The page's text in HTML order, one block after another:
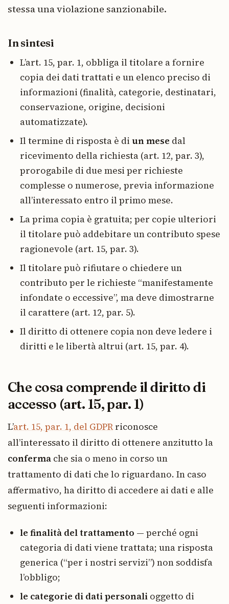
stessa una violazione sanzionabile.
In sintesi
L’art. 15, par. 1, obbliga il titolare a fornire
copia dei dati trattati e un elenco preciso di
informazioni (finalità, categorie, destinatari,
conservazione, origine, decisioni
automatizzate).
Il termine di risposta è diun mese dal
ricevimento della richiesta (art. 12, par. 3),
prorogabile di due mesi per richieste
complesse o numerose, previa informazione
all’interessato entro il primo mese.
La prima copia è gratuita; per copie ulteriori
il titolare può addebitare un contributo spese
ragionevole (art. 15, par. 3).
Il titolare può rifiutare o chiedere un
contributo per le richieste “manifestamente
infondate o eccessive”, ma deve dimostrarne
il carattere (art. 12, par. 5).
Il diritto di ottenere copia non deve ledere i
diritti e le libertà altrui (art. 15, par. 4).
Che cosa comprende il diritto di
accesso (art. 15, par. 1)
L’art. 15, par. 1, del GDPR riconosce
all’interessato il diritto di ottenere anzitutto la
conferma che sia o meno in corso un
trattamento di dati che lo riguardano. In caso
affermativo, ha diritto di accedere ai dati e alle
seguenti informazioni:
le finalità del trattamento — perché ogni
categoria di dati viene trattata; una risposta
generica (“per i nostri servizi”) non soddisfa
l’obbligo;
le categorie di dati personali oggetto di